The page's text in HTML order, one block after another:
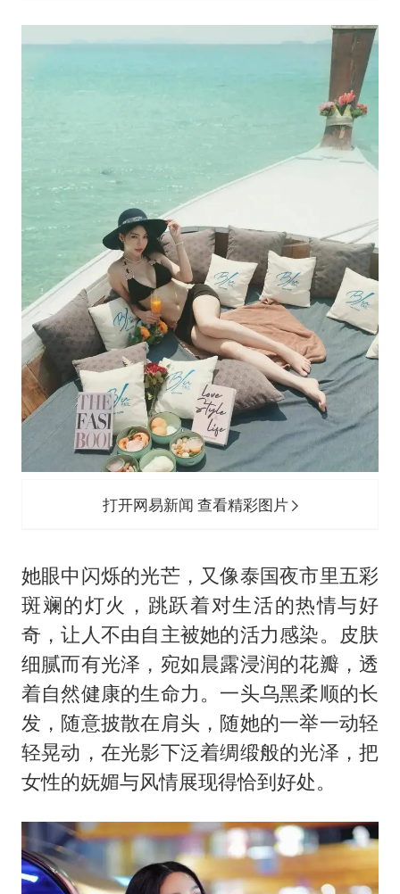
打开网易新闻 查看精彩图片
她眼中闪烁的光芒，又像泰国夜市里五彩
斑斓的灯火，跳跃着对生活的热情与好
奇，让人不由自主被她的活力感染。皮肤
细腻而有光泽，宛如晨露浸润的花瓣，透
着自然健康的生命力。一头乌黑柔顺的长
发，随意披散在肩头，随她的一举一动轻
轻晃动，在光影下泛着绸缎般的光泽，把
女性的妩媚与风情展现得恰到好处。